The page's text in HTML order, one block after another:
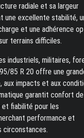
radiale et sa largeur
une excellente stabilité,
et une adhérence
terrains difficiles.
industriels, militaires,
85 R 20 offre une
aux impacts et aux
garantit confort de
fiabilité pour les
performance et
circonstances.